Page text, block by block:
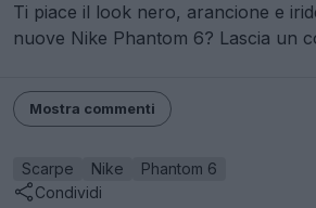
Ti piace il look nero, arancione e
nuove Nike Phantom 6? Lascia un
Mostra commenti
Scarpe Nike
Phantom 6
Condividi